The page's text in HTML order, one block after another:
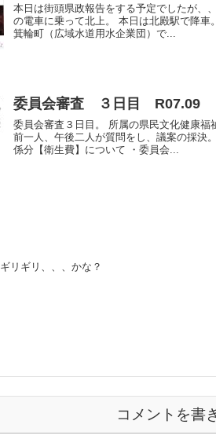
本日は街頭県政報告をする予定でしたが、
の電車に乗って北上。 本日は北殿駅で降
箕輪町（広域水道用水企業団）で...
委員会審査 ３日目 R07.09
委員会審査３日目。 所属の県民文化健康
前一人、午後二人が質問をし、議案の採決
係分【衛生費】について ・委員会...
ギリギリ、、、かな？
コメントを書